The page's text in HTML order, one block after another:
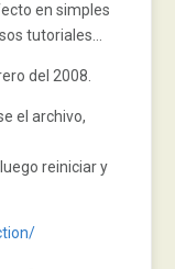
en simples
tutoriales…
del 2008.
el archivo,
reiniciar y